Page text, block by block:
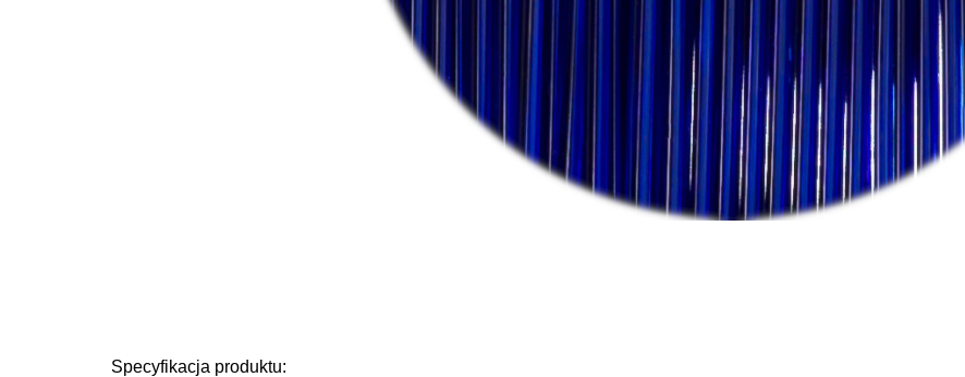
Specyfikacja produktu: